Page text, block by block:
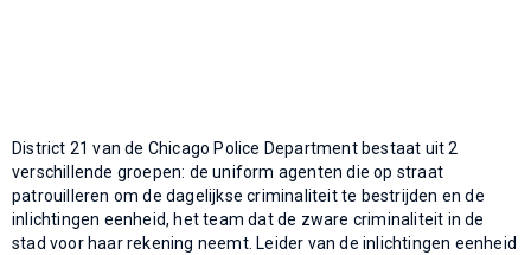
District 21 van de Chicago Police Department bestaat uit 2
verschillende groepen: de uniform agenten die op straat
patrouilleren om de dagelijkse criminaliteit te bestrijden en de
inlichtingen eenheid, het team dat de zware criminaliteit in de
stad voor haar rekening neemt. Leider van de inlichtingen eenheid